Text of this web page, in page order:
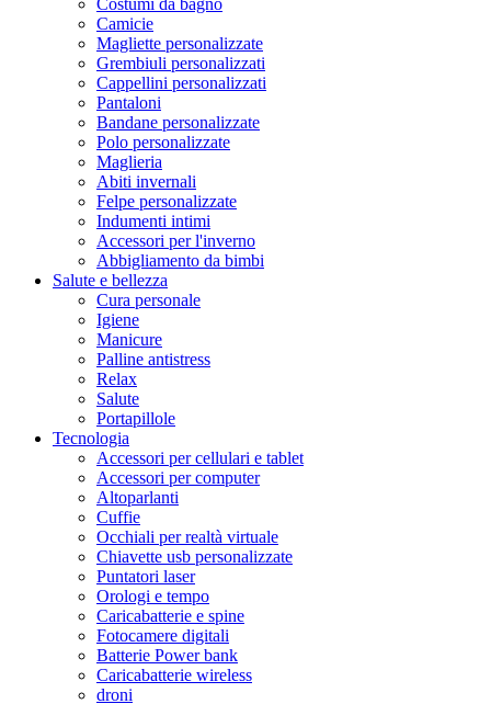
Camicie
Magliette personalizzate
Grembiuli personalizzati
Cappellini personalizzati
Pantaloni
Bandane personalizzate
Polo personalizzate
Maglieria
Abiti invernali
Felpe personalizzate
Indumenti intimi
Accessori per l'inverno
Abbigliamento da bimbi
Salute e bellezza
Cura personale
Igiene
Manicure
Palline antistress
Relax
Salute
Portapillole
Tecnologia
Accessori per cellulari e tablet
Accessori per computer
Altoparlanti
Cuffie
Occhiali per realtà virtuale
Chiavette usb personalizzate
Puntatori laser
Orologi e tempo
Caricabatterie e spine
Fotocamere digitali
Batterie Power bank
Caricabatterie wireless
droni